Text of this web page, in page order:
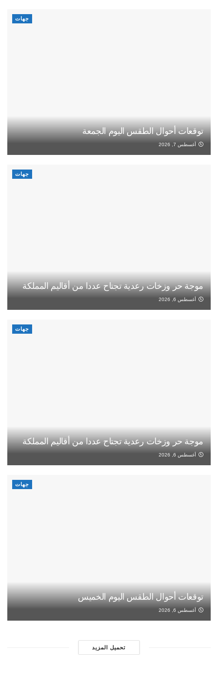
جهات
توقعات أحوال الطقس اليوم الجمعة
أغسطس 7, 2026
جهات
موجة حر وزخات رعدية تجتاح عددا من أقاليم المملكة
أغسطس 6, 2026
جهات
موجة حر وزخات رعدية تجتاح عددا من أقاليم المملكة
أغسطس 6, 2026
جهات
توقعات أحوال الطقس اليوم الخميس
أغسطس 6, 2026
تحميل المزيد